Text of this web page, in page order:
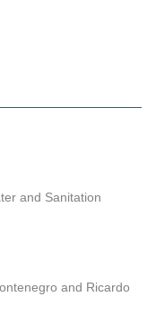
and Sanitation
and Ricardo